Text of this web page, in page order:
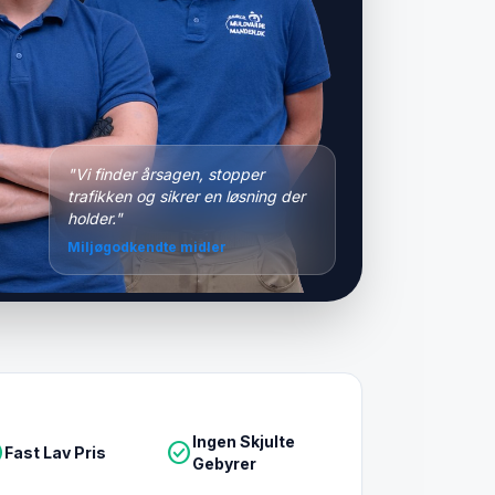
"Vi finder årsagen, stopper
trafikken og sikrer en løsning der
holder."
Miljøgodkendte midler
Fast Lav Pris check_circleIngen Skjulte
Gebyrer